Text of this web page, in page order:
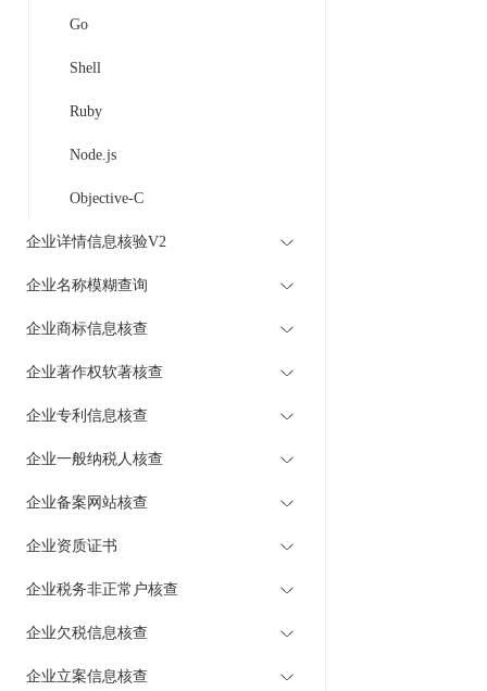
Go
Shell
Ruby
Node.js
Objective-C
企业详情信息核验V2
企业名称模糊查询
企业商标信息核查
企业著作权软著核查
企业专利信息核查
企业一般纳税人核查
企业备案网站核查
企业资质证书
企业税务非正常户核查
企业欠税信息核查
企业立案信息核查